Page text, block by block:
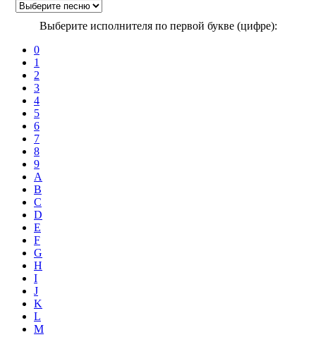
Выберите исполнителя по первой букве (цифре):
0
1
2
3
4
5
6
7
8
9
A
B
C
D
E
F
G
H
I
J
K
L
M